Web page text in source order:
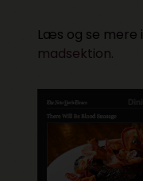
Læs og se mere i
madsektion.